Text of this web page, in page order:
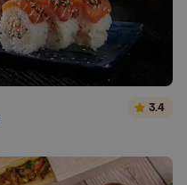
3.4